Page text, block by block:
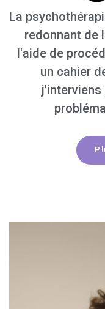
La
redonnant de
l'aide de
un cahier
j'interviens